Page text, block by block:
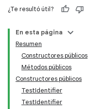
¿Te resultó útil?
En esta página
Resumen
Constructores públicos
Métodos públicos
Constructores públicos
TestIdentifier
TestIdentifier